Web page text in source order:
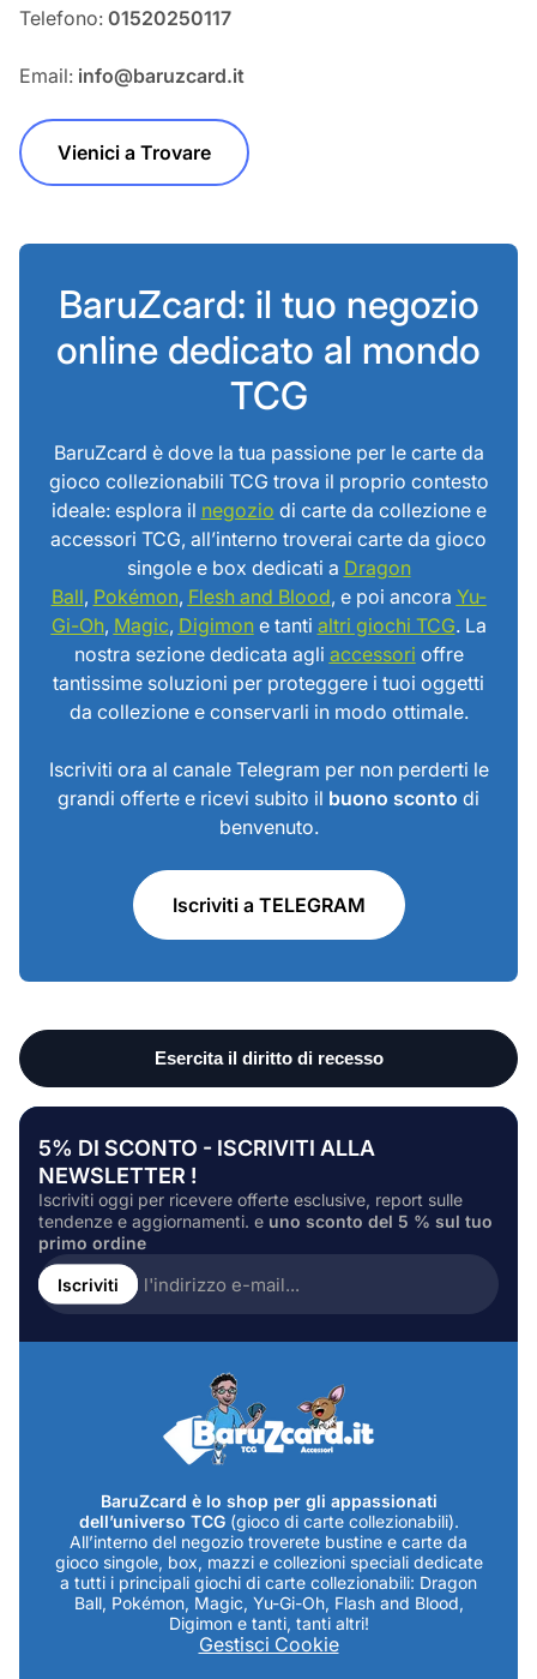
Telefono: 01520250117
Email: info@baruzcard.it
Vienici a Trovare
BaruZcard: il tuo negozio
online dedicato al mondo
TCG
BaruZcard è dove la tua passione per le carte da
gioco collezionabili TCG trova il proprio contesto
ideale: esplora il negozio di carte da collezione e
accessori TCG, all’interno troverai carte da gioco
singole e box dedicati a Dragon
Ball, Pokémon, Flesh and Blood, e poi ancora Yu-
Gi-Oh, Magic, Digimone tanti altri giochi TCG. La
nostra sezione dedicata agli accessori offre
tantissime soluzioni per proteggere i tuoi oggetti
da collezione e conservarli in modo ottimale.
Iscriviti ora al canale Telegram per non perderti le
grandi offerte e ricevi subito il buono sconto di
benvenuto.
Iscriviti a TELEGRAM
5% DI SCONTO - ISCRIVITI ALLA
NEWSLETTER !
Iscriviti oggi per ricevere offerte esclusive, report sulle
tendenze e aggiornamenti. e uno sconto del 5 % sul tuo
primo ordine
Inserire
l'indirizzo
e-
Iscriviti
BaruZcard è lo shop per gli appassionati
dell’universo TCG (gioco di carte collezionabili).
All’interno del negozio troverete bustine e carte da
gioco singole, box, mazzi e collezioni speciali dedicate
a tutti i principali giochi di carte collezionabili: Dragon
Ball, Pokémon, Magic, Yu-Gi-Oh, Flash and Blood,
Digimon e tanti, tanti altri!
Gestisci Cookie